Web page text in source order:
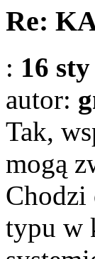
Re:
: 16
autor:
Tak,
mogą
Chodzi
typu w